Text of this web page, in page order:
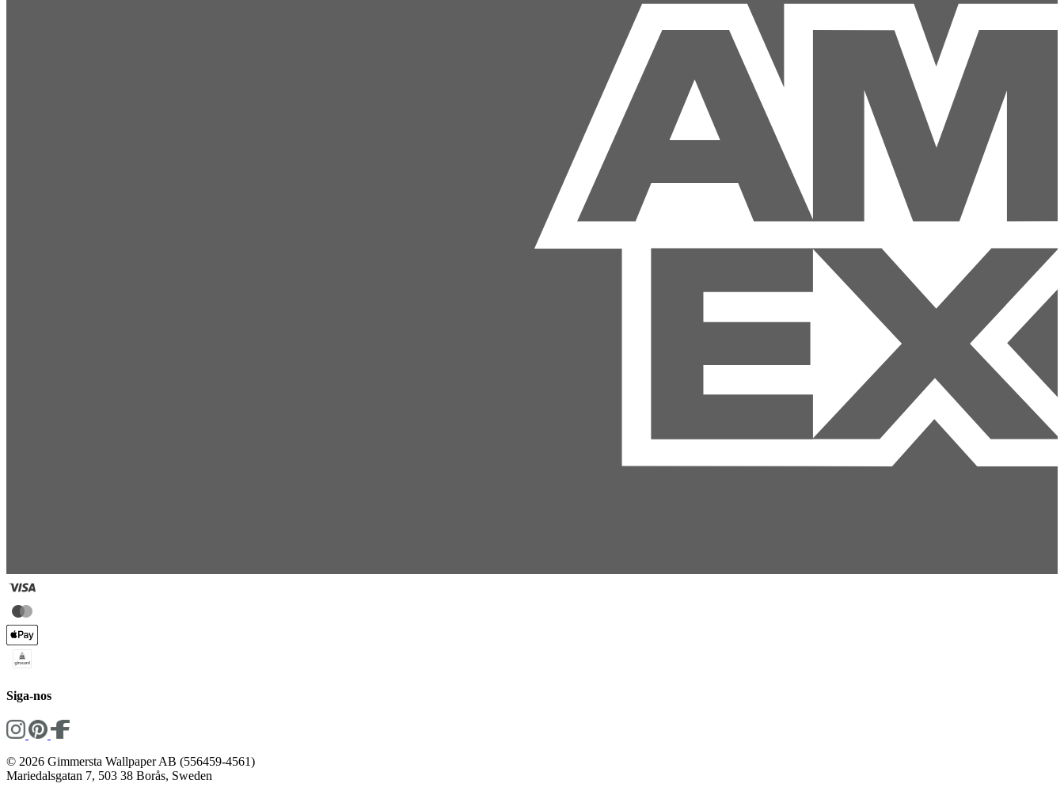
Siga-nos
© 2026 Gimmersta Wallpaper AB (556459-4561)
Mariedalsgatan 7, 503 38 Borås, Sweden